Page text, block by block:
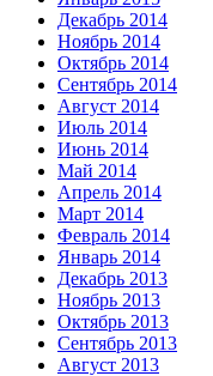
Декабрь 2014
Ноябрь 2014
Октябрь 2014
Сентябрь 2014
Август 2014
Июль 2014
Июнь 2014
Май 2014
Апрель 2014
Март 2014
Февраль 2014
Январь 2014
Декабрь 2013
Ноябрь 2013
Октябрь 2013
Сентябрь 2013
Август 2013